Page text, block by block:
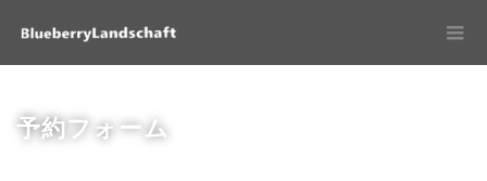
予約フォーム